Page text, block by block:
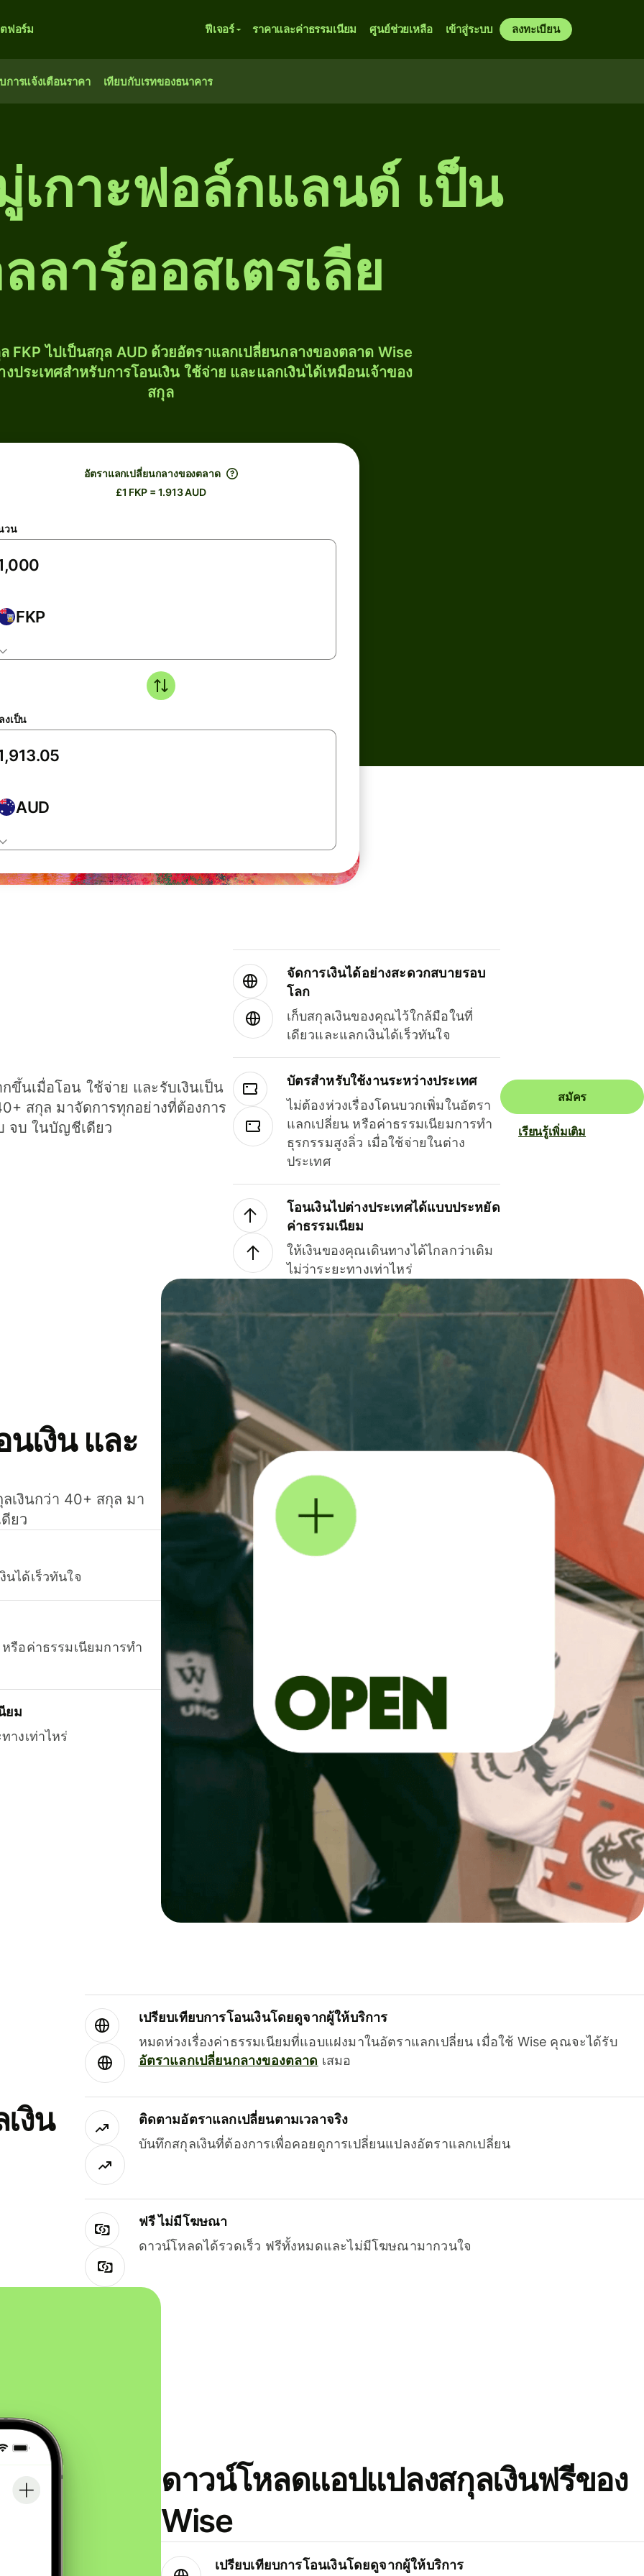
ฟอร์ม ฟีเจอร์ ราคาและค่าธรรมเนียม ศูนย์ช่วยเหลือ เข้าสู่ระบบ ลงทะเบียน
การแจ้งเตือนราคา เทียบกับเรทของธนาคาร
กาะฟอล์กแลนด์ เป็น
ลาร์ออสเตรเลีย
FKP ไปเป็นสกุล AUD ด้วยอัตราแลกเปลี่ยนกลางของตลาด Wise
ประเทศสำหรับการโอนเงิน ใช้จ่าย และแลกเงินได้เหมือนเจ้าของ
สกุล
อัตราแลกเปลี่ยนกลางของตลาด
£1 FKP = 1.913 AUD
วน
FKP
งเป็น
AUD
ขึ้นเมื่อโอน ใช้จ่าย และรับเงินเป็น
สกุล มาจัดการทุกอย่างที่ต้องการ
จบ ในบัญชีเดียว
จัดการเงินได้อย่างสะดวกสบายรอบ
โลก
เก็บสกุลเงินของคุณไว้ใกล้มือในที่
เดียวและแลกเงินได้เร็วทันใจ
บัตรสำหรับใช้งานระหว่างประเทศ
ไม่ต้องห่วงเรื่องโดนบวกเพิ่มในอัตรา
แลกเปลี่ยน หรือค่าธรรมเนียมการทำ
ธุรกรรมสูงลิ่ว เมื่อใช้จ่ายในต่าง
ประเทศ
โอนเงินไปต่างประเทศได้แบบประหยัด
ค่าธรรมเนียม
ให้เงินของคุณเดินทางได้ไกลกว่าเดิม
ไม่ว่าระยะทางเท่าไหร่
สมัคร
เรียนรู้เพิ่มเติม
เงิน และ
เงินกว่า 40+ สกุล มา
ยว
นได้เร็วทันใจ
รือค่าธรรมเนียมการทำ
ยม
างเท่าไหร่
งิน
เปรียบเทียบการโอนเงินโดยดูจากผู้ให้บริการ
หมดห่วงเรื่องค่าธรรมเนียมที่แอบแฝงมาในอัตราแลกเปลี่ยน เมื่อใช้ Wise คุณจะได้รับ
อัตราแลกเปลี่ยนกลางของตลาด เสมอ
ติดตามอัตราแลกเปลี่ยนตามเวลาจริง
บันทึกสกุลเงินที่ต้องการเพื่อคอยดูการเปลี่ยนแปลงอัตราแลกเปลี่ยน
ฟรี ไม่มีโฆษณา
ดาวน์โหลดได้รวดเร็ว ฟรีทั้งหมดและไม่มีโฆษณามากวนใจ
ดาวน์โหลดแอปแปลงสกุลเงินฟรีของ
Wise
เปรียบเทียบการโอนเงินโดยดูจากผู้ให้บริการ